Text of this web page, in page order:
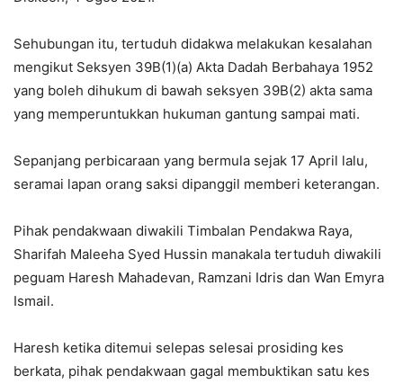
Sehubungan itu, tertuduh didakwa melakukan kesalahan
mengikut Seksyen 39B(1)(a) Akta Dadah Berbahaya 1952
yang boleh dihukum di bawah seksyen 39B(2) akta sama
yang memperuntukkan hukuman gantung sampai mati.
Sepanjang perbicaraan yang bermula sejak 17 April lalu,
seramai lapan orang saksi dipanggil memberi keterangan.
Pihak pendakwaan diwakili Timbalan Pendakwa Raya,
Sharifah Maleeha Syed Hussin manakala tertuduh diwakili
peguam Haresh Mahadevan, Ramzani Idris dan Wan Emyra
Ismail.
Haresh ketika ditemui selepas selesai prosiding kes
berkata, pihak pendakwaan gagal membuktikan satu kes